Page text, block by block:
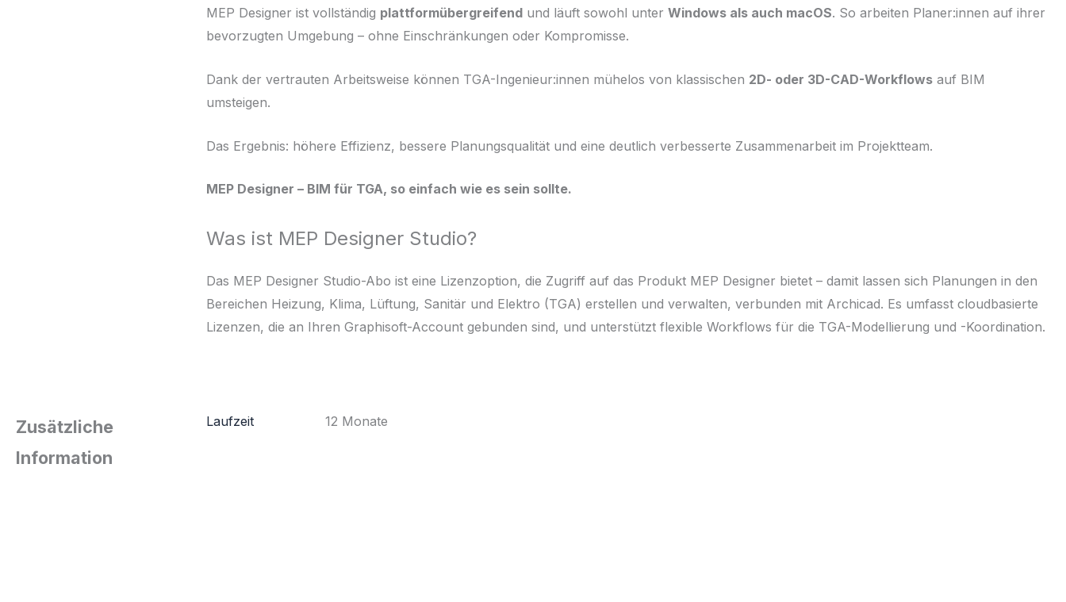
MEP Designer ist vollständig plattformübergreifend und läuft sowohl unter Windows als auch macOS. So arbeiten Planer:innen auf ihrer
bevorzugten Umgebung – ohne Einschränkungen oder Kompromisse.
Dank der vertrauten Arbeitsweise können TGA-Ingenieur:innen mühelos von klassischen 2D- oder 3D-CAD-Workflows auf BIM
umsteigen.
Das Ergebnis: höhere Effizienz, bessere Planungsqualität und eine deutlich verbesserte Zusammenarbeit im Projektteam.
MEP Designer – BIM für TGA, so einfach wie es sein sollte.
Was ist MEP Designer Studio?
Das MEP Designer Studio-Abo ist eine Lizenzoption, die Zugriff auf das Produkt MEP Designer bietet – damit lassen sich Planungen in den
Bereichen Heizung, Klima, Lüftung, Sanitär und Elektro (TGA) erstellen und verwalten, verbunden mit Archicad. Es umfasst cloudbasierte
Lizenzen, die an Ihren Graphisoft-Account gebunden sind, und unterstützt flexible Workflows für die TGA-Modellierung und -Koordination.
Zusätzliche
Information
Laufzeit 12 Monate